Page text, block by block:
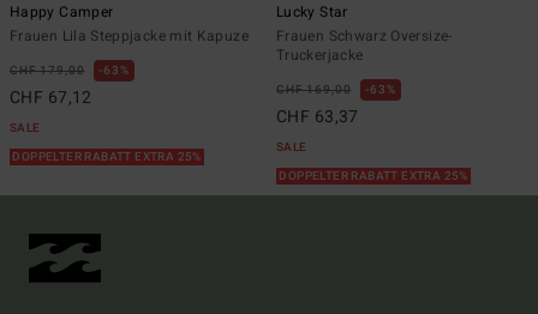
Happy Camper
Frauen Lila Steppjacke mit Kapuze
CHF 179,00 63%
CHF 67,12
SALE
DOPPELTER RABATT EXTRA 25%
Lucky Star
Frauen Schwarz Oversize-
Truckerjacke
CHF 169,00 63%
CHF 63,37
SALE
DOPPELTER RABATT EXTRA 25%